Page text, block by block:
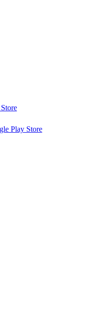
Play Store